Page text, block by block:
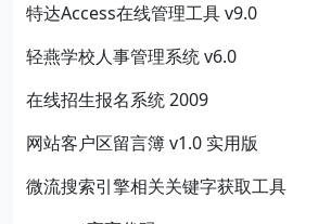
特达Access在线管理工具 v9.0
轻燕学校人事管理系统 v6.0
在线招生报名系统 2009
网站客户区留言簿 v1.0 实用版
微流搜索引擎相关关键字获取工具